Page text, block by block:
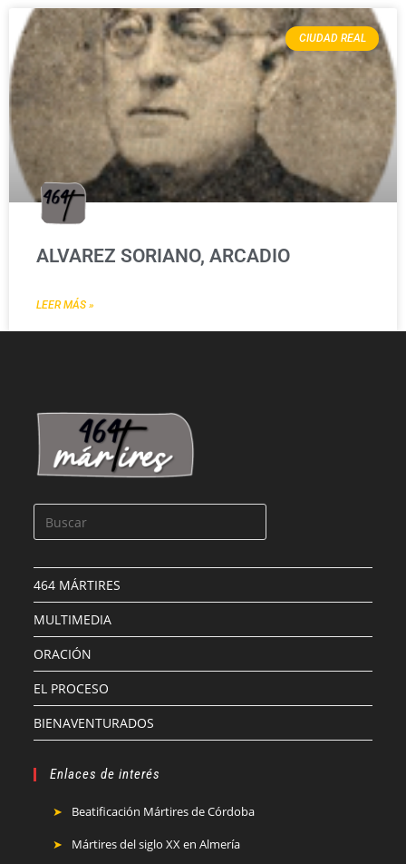
CIUDAD REAL
ALVAREZ SORIANO, ARCADIO
LEER MÁS »
464 MÁRTIRES
MULTIMEDIA
ORACIÓN
EL PROCESO
BIENAVENTURADOS
Enlaces de interés
Beatificación Mártires de Córdoba
Mártires del siglo XX en Almería